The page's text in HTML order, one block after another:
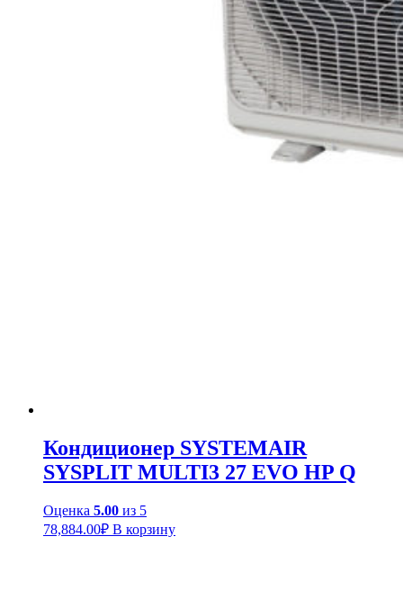
Кондиционер SYSTEMAIR
SYSPLIT MULTI3 27 EVO HP Q
Оценка 5.00 из 5
78,884.00₽ В корзину